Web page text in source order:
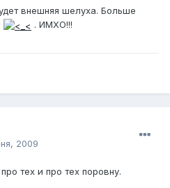
внешняя шелуха. Больше
. ИМХО!!!
2009
тех и про тех поровну.